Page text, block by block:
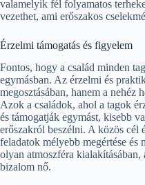
valamelyik fél folyamatos
vezethet, ami erőszakos
Érzelmi támogatás és figyelem
Fontos, hogy a család minden
egymásban. Az érzelmi és
megosztásában, hanem a nehéz
Azok a családok, ahol a tagok
és támogatják egymást, kisebb
erőszakról beszélni. A közös cél
feladatok mélyebb megértése és
olyan atmoszféra kialakításában,
bizalom nő.